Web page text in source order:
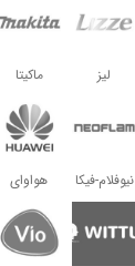
لیز ماکیتا
نیوفلام-فیکا هواوای